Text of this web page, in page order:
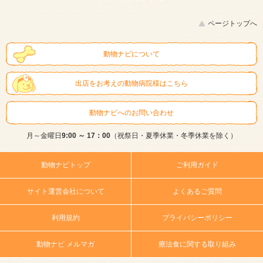
ページトップへ
動物ナビについて
出店をお考えの動物病院様はこちら
動物ナビへのお問い合わせ
月～金曜日9:00 ～ 17：00（祝祭日・夏季休業・冬季休業を除く）
動物ナビトップ ご利用ガイド
サイト運営会社について よくあるご質問
利用規約 プライバシーポリシー
動物ナビ メルマガ 療法食に関する取り組み